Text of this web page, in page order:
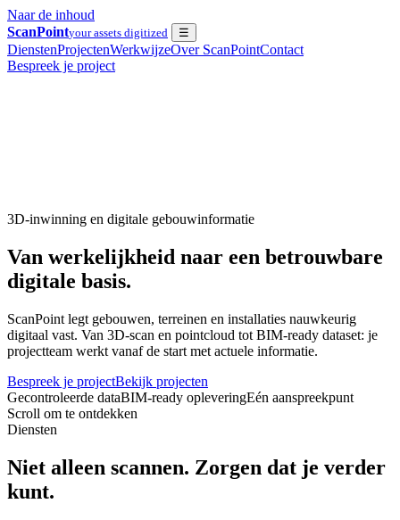
Naar de inhoud
ScanPointyour assets digitized ☰
DienstenProjectenWerkwijzeOver ScanPointContact
Bespreek je project
3D-inwinning en digitale gebouwinformatie
Van werkelijkheid naar een betrouwbare
digitale basis.
ScanPoint legt gebouwen, terreinen en installaties nauwkeurig
digitaal vast. Van 3D-scan en pointcloud tot BIM-ready dataset: je
projectteam werkt vanaf de start met actuele informatie.
Bespreek je projectBekijk projecten
Gecontroleerde dataBIM-ready opleveringEén aanspreekpunt
Scroll om te ontdekken
Diensten
Niet alleen scannen. Zorgen dat je verder
kunt.